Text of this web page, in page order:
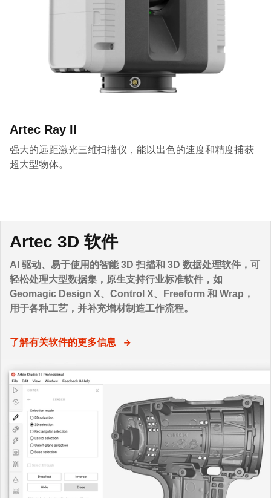
Artec Ray II
强大的远距激光三维扫描仪，能以出色的速度和精度捕获
超大型物体。
Artec 3D 软件
AI 驱动、易于使用的智能 3D 扫描和 3D 数据处理软件，可
轻松处理大型数据集，原生支持行业标准软件，如
Geomagic Design X、Control X、Freeform 和 Wrap，
用于各种工艺，并补充增材制造工作流程。
了解有关软件的更多信息